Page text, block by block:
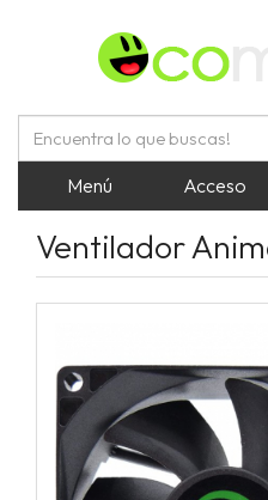
Menú Acceso
Ventilador